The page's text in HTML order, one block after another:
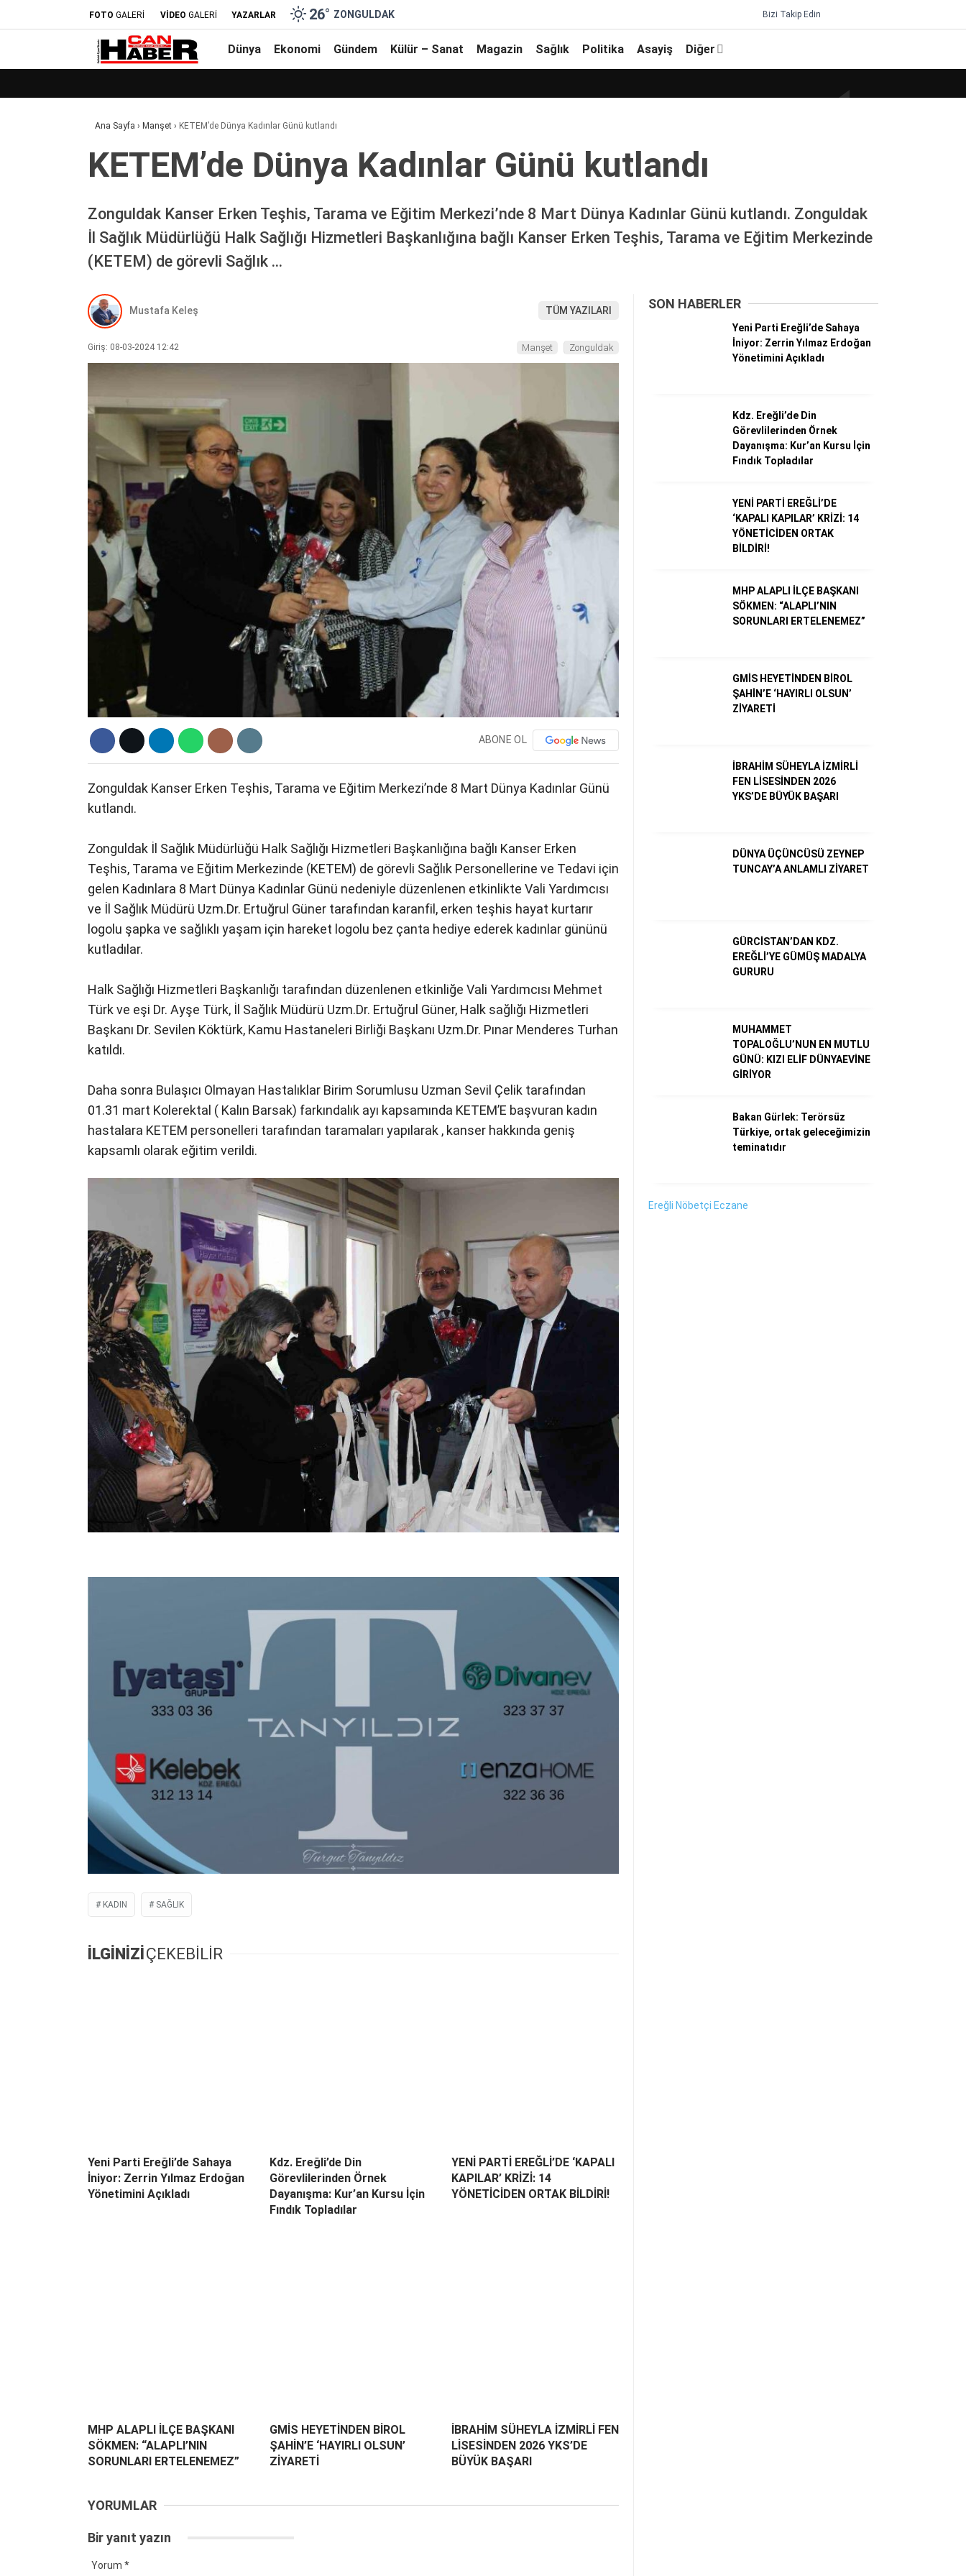
Dünya
Gündem
Külür – Sanat
Sağlık
Politika
Diğer
FOTO GALERİ VİDEO GALERİ YAZARLAR 26° ZONGULDAK Bizi Takip Edin
Dünya Ekonomi Gündem Külür – Sanat Magazin Sağlık Politika Asayiş Diğer
Ana Sayfa › Manşet › KETEM’de Dünya Kadınlar Günü kutlandı
KETEM’de Dünya Kadınlar Günü kutlandı
Zonguldak Kanser Erken Teşhis, Tarama ve Eğitim Merkezi’nde 8 Mart Dünya Kadınlar Günü kutlandı. Zonguldak
İl Sağlık Müdürlüğü Halk Sağlığı Hizmetleri Başkanlığına bağlı Kanser Erken Teşhis, Tarama ve Eğitim Merkezinde
(KETEM) de görevli Sağlık …
Mustafa Keleş TÜM YAZILARI
Giriş: 08-03-2024 12:42 Manşet Zonguldak
ABONE OL
Zonguldak Kanser Erken Teşhis, Tarama ve Eğitim Merkezi’nde 8 Mart Dünya Kadınlar Günü
kutlandı.
Zonguldak İl Sağlık Müdürlüğü Halk Sağlığı Hizmetleri Başkanlığına bağlı Kanser Erken
Teşhis, Tarama ve Eğitim Merkezinde (KETEM) de görevli Sağlık Personellerine ve Tedavi için
gelen Kadınlara 8 Mart Dünya Kadınlar Günü nedeniyle düzenlenen etkinlikte Vali Yardımcısı
ve İl Sağlık Müdürü Uzm.Dr. Ertuğrul Güner tarafından karanfil, erken teşhis hayat kurtarır
logolu şapka ve sağlıklı yaşam için hareket logolu bez çanta hediye ederek kadınlar gününü
kutladılar.
Halk Sağlığı Hizmetleri Başkanlığı tarafından düzenlenen etkinliğe Vali Yardımcısı Mehmet
Türk ve eşi Dr. Ayşe Türk, İl Sağlık Müdürü Uzm.Dr. Ertuğrul Güner, Halk sağlığı Hizmetleri
Başkanı Dr. Sevilen Köktürk, Kamu Hastaneleri Birliği Başkanı Uzm.Dr. Pınar Menderes Turhan
katıldı.
Daha sonra Bulaşıcı Olmayan Hastalıklar Birim Sorumlusu Uzman Sevil Çelik tarafından
01.31 mart Kolerektal ( Kalın Barsak) farkındalık ayı kapsamında KETEM’E başvuran kadın
hastalara KETEM personelleri tarafından taramaları yapılarak , kanser hakkında geniş
kapsamlı olarak eğitim verildi.
KADIN SAĞLIK
İLGİNİZİ ÇEKEBİLİR
Yeni Parti Ereğli’de Sahaya
İniyor: Zerrin Yılmaz Erdoğan
Yönetimini Açıkladı
Kdz. Ereğli’de Din
Görevlilerinden Örnek
Dayanışma: Kur’an Kursu İçin
Fındık Topladılar
YENİ PARTİ EREĞLİ’DE ‘KAPALI
KAPILAR’ KRİZİ: 14
YÖNETİCİDEN ORTAK BİLDİRİ!
MHP ALAPLI İLÇE BAŞKANI
SÖKMEN: “ALAPLI’NIN
SORUNLARI ERTELENEMEZ”
GMİS HEYETİNDEN BİROL
ŞAHİN’E ‘HAYIRLI OLSUN’
ZİYARETİ
İBRAHİM SÜHEYLA İZMİRLİ FEN
LİSESİNDEN 2026 YKS’DE
BÜYÜK BAŞARI
YORUMLAR
Bir yanıt yazın
Yorum *
SON HABERLER
Yeni Parti Ereğli’de Sahaya
İniyor: Zerrin Yılmaz Erdoğan
Yönetimini Açıkladı
Kdz. Ereğli’de Din
Görevlilerinden Örnek
Dayanışma: Kur’an Kursu İçin
Fındık Topladılar
YENİ PARTİ EREĞLİ’DE
‘KAPALI KAPILAR’ KRİZİ: 14
YÖNETİCİDEN ORTAK
BİLDİRİ!
MHP ALAPLI İLÇE BAŞKANI
SÖKMEN: “ALAPLI’NIN
SORUNLARI ERTELENEMEZ”
GMİS HEYETİNDEN BİROL
ŞAHİN’E ‘HAYIRLI OLSUN’
ZİYARETİ
İBRAHİM SÜHEYLA İZMİRLİ
FEN LİSESİNDEN 2026
YKS’DE BÜYÜK BAŞARI
DÜNYA ÜÇÜNCÜSÜ ZEYNEP
TUNCAY’A ANLAMLI ZİYARET
GÜRCİSTAN’DAN KDZ.
EREĞLİ’YE GÜMÜŞ MADALYA
GURURU
MUHAMMET
TOPALOĞLU’NUN EN MUTLU
GÜNÜ: KIZI ELİF DÜNYAEVİNE
GİRİYOR
Bakan Gürlek: Terörsüz
Türkiye, ortak geleceğimizin
teminatıdır
Ereğli Nöbetçi Eczane